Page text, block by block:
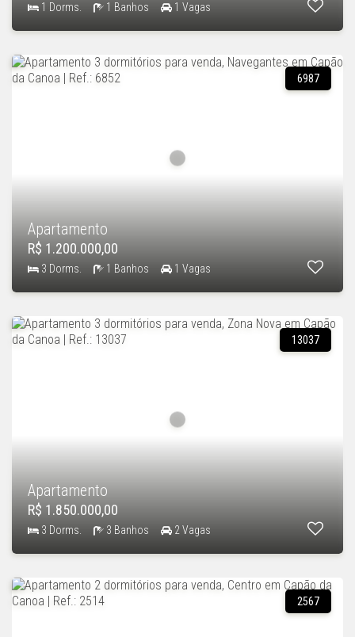
1 Dorms. 1 Banhos 1 Vagas
6987
Apartamento
R$ 1.200.000,00
3 Dorms. 1 Banhos 1 Vagas
13037
Apartamento
R$ 1.850.000,00
3 Dorms. 3 Banhos 2 Vagas
2567